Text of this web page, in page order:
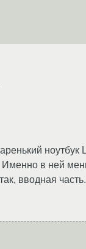
ноутбук
Именно в ней
вводная часть.